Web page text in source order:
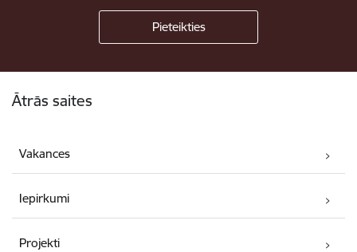
Ātrās saites
Vakances
Iepirkumi
Projekti